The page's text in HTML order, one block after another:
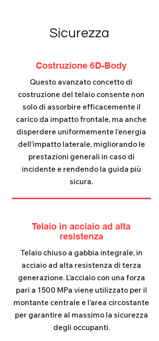
Sicurezza
Costruzione 6D-Body
Questo avanzato concetto di
costruzione del telaio consente non
solo di assorbire efficacemente il
carico da impatto frontale, ma anche
disperdere uniformemente l’energia
dell’impatto laterale, migliorando le
prestazioni generali in caso di
incidente e rendendo la guida più
sicura.
Telaio in acciaio ad alta
resistenza
Telaio chiuso a gabbia integrale, in
acciaio ad alta resistenza di terza
generazione. L’acciaio con una forza
pari a 1500 MPa viene utilizzato per il
montante centrale e l’area circostante
per garantire al massimo la sicurezza
degli occupanti.